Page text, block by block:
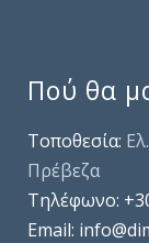
Πού θα
Τοποθεσία:
Πρέβεζα
Τηλέφωνo:
Email: